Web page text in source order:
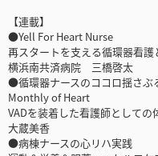
【連載】
●Yell For Heart Nurse
再スタートを支える循環器看
横浜南共済病院 三橋啓太
●循環器ナースのココロ揺さぶ
Monthly of Heart
VADを装着した看護師としての
大蔵美香
●病棟ナースの心リハ実践